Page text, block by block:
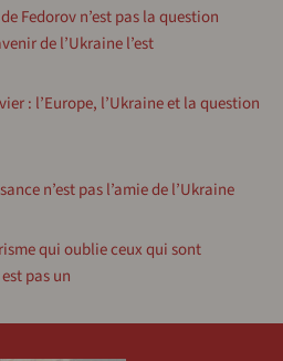
Fedorov n’est pas la question
de l’Ukraine l’est
: l’Europe, l’Ukraine et la question
n’est pas l’amie de l’Ukraine
qui oublie ceux qui sont
pas un